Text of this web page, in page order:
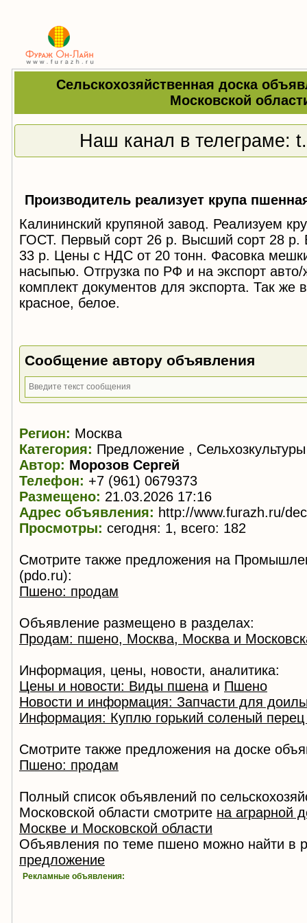
Сельскохозяйственная доска
Московской
Наш канал в телеграме:
Производитель реализует крупа
Калининский крупяной завод. Реализуем
ГОСТ. Первый сорт 26 р. Высший сорт 28 р.
33 р. Цены с НДС от 20 тонн. Фасовка мешки
насыпью. Отгрузка по РФ и на экспорт
комплект документов для экспорта. Так же
красное, белое.
Сообщение автору объявления
Регион: Москва
Категория: Предложение , Сельхозкультуры
Автор: Морозов Сергей
Телефон: +7 (961) 0679373
Размещено: 21.03.2026 17:16
Адрес объявления: http://www.furazh.ru/
Просмотры: сегодня: 1, всего: 182
Смотрите также предложения на
(pdo.ru):
Пшено: продам
Объявление размещено в разделах:
Продам: пшено, Москва, Москва и
Информация, цены, новости, аналитика:
Цены и новости: Виды пшена и Пшено
Новости и информация: Запчасти для
Информация: Куплю горький соленый перец
Смотрите также предложения на доске
Пшено: продам
Полный список объявлений по
Московской области смотрите на аграрной
Москве и Московской области
Объявления по теме пшено можно найти в
предложение
Рекламные объявления: